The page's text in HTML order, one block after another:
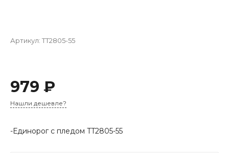
Артикул: TT2805-55
979 ₽
Нашли дешевле?
-Единорог с пледом TT2805-55